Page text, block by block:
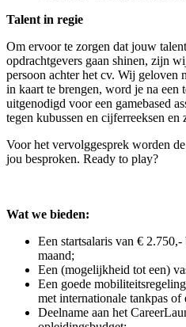
Talent in regie
Om ervoor te zorgen dat jouw
opdrachtgevers gaan shinen, zijn
persoon achter het cv. Wij geloven
in kaart te brengen, word je na een
uitgenodigd voor een gamebased
tegen kubussen en cijferreeksen en
Voor het vervolggesprek worden
jou besproken. Ready to play?
Wat we bieden:
Een startsalaris van €
maand;
Een (mogelijkheid tot een)
Een goede
met internationale tankpas of
Deelname aan het